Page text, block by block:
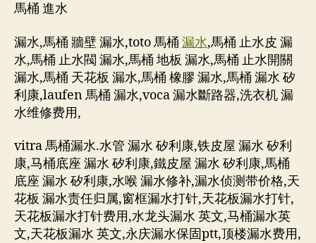
馬桶 進水
漏水,馬桶 牆壁 漏水,toto 馬桶 漏水,馬桶 止水皮 漏
水,馬桶 止水閥 漏水,馬桶 地板 漏水,馬桶 止水開關
漏水,馬桶 天花板 漏水,馬桶 橡膠 漏水,馬桶 漏水 矽
利康,laufen 馬桶 漏水,voca 漏水斷路器,洗衣机 漏
水维修费用,
vitra 馬桶漏水.水管 漏水 矽利康,铁皮屋 漏水 矽利
康,马桶底座 漏水 矽利康,鐵皮屋 漏水 矽利康,馬桶
底座 漏水 矽利康,水喉 漏水修补,漏水侦测带价格,天
花板 漏水责任归属,窗框漏水打针,天花板漏水打针,
天花板漏水打针费用,水龙头漏水 英文,马桶漏水英
文,天花板漏水 英文,永庆漏水保固ptt,顶楼漏水费用,